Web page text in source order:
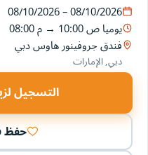
08/10/2026 – 08/10/2026
يوميا10:00 ص →08:00 م
فندق جروفينور هاوس دبي
دبي, الإمارات
التسجيل
حفظ